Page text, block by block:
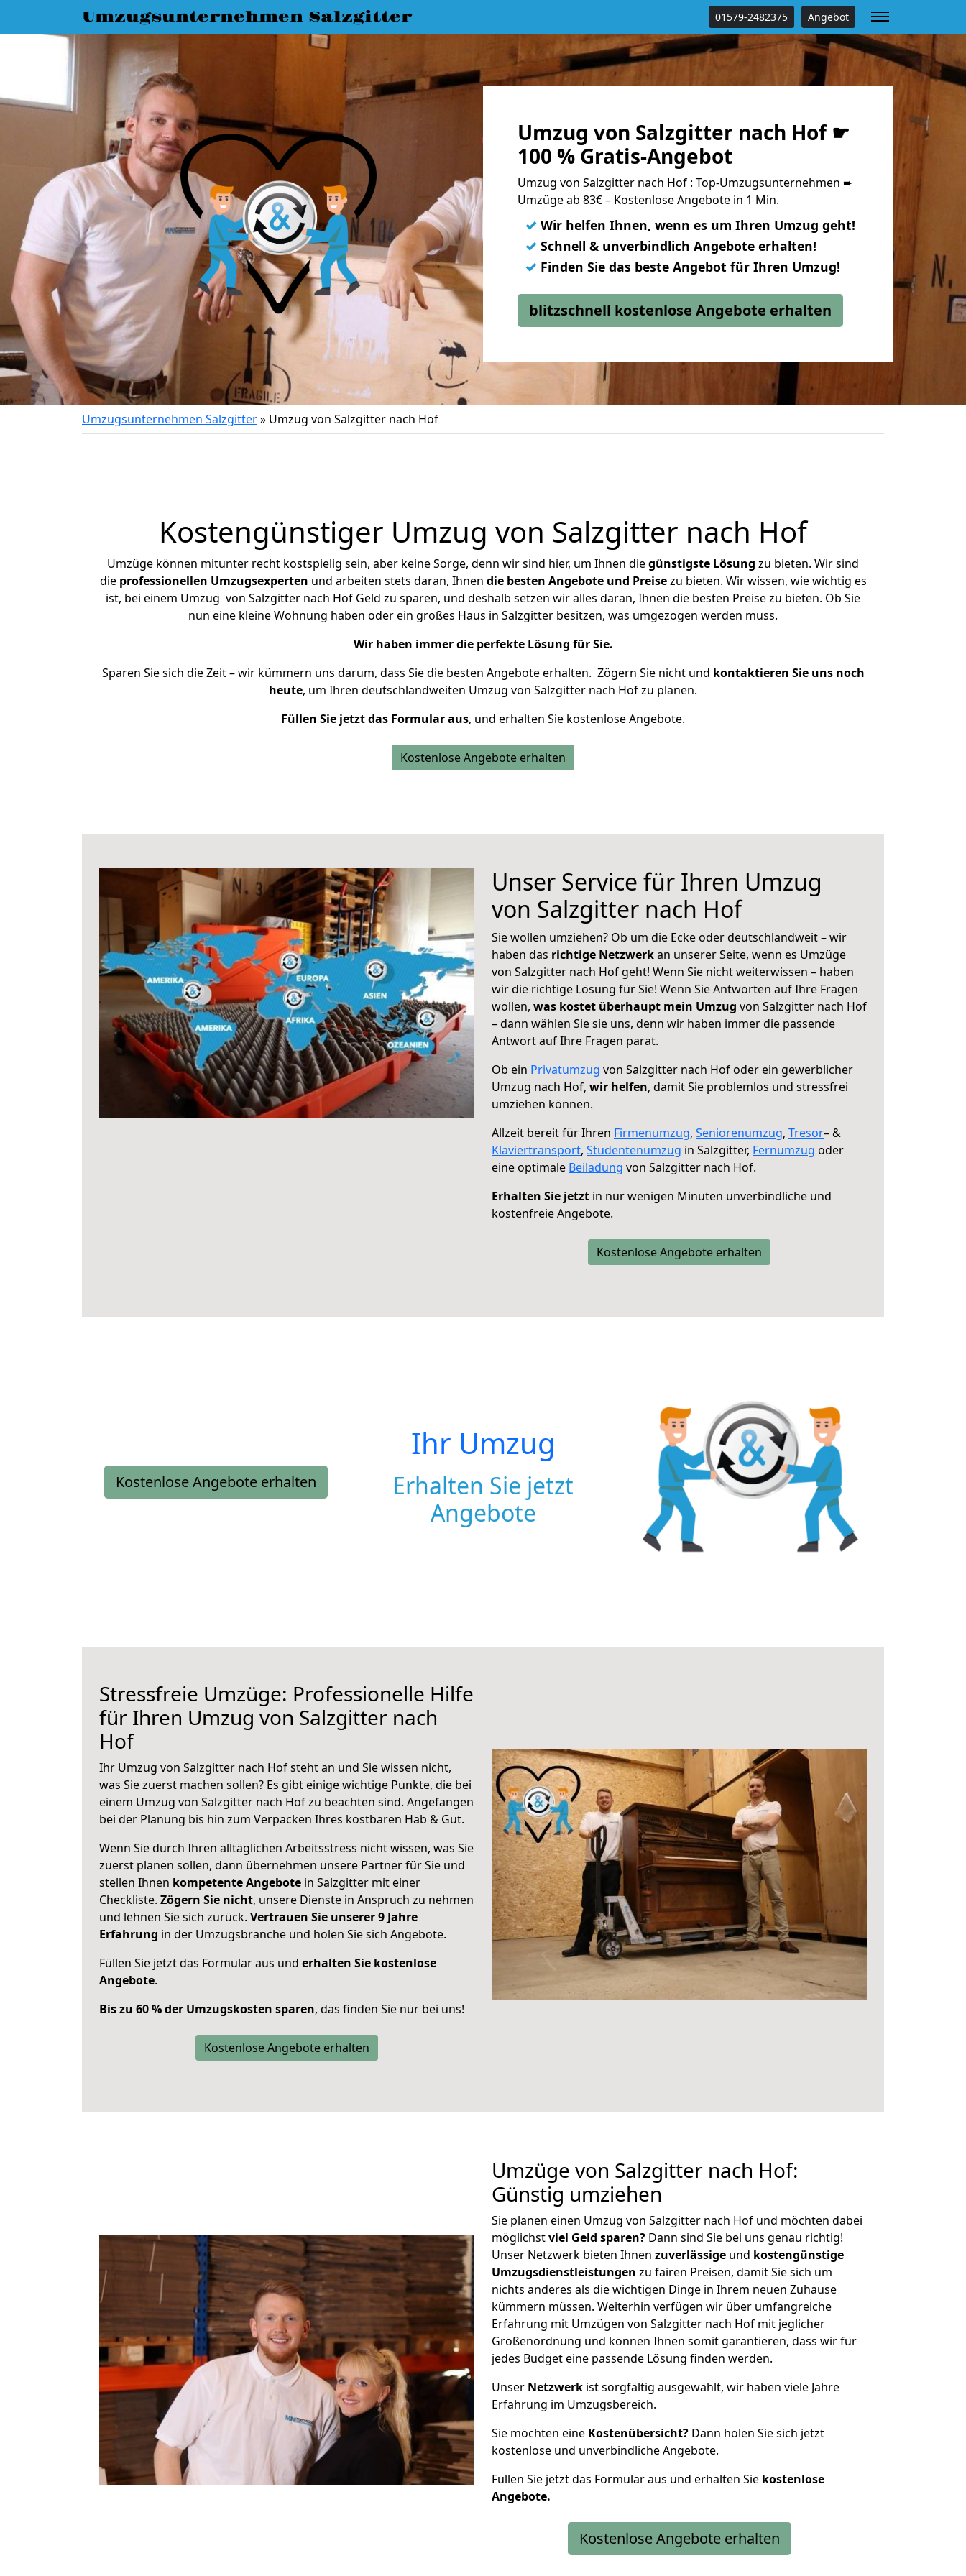
Umzugsunternehmen Salzgitter 01579-2482375 Angebot
Umzug von Salzgitter nach Hof ☛
100 % Gratis-Angebot
Umzug von Salzgitter nach Hof : Top-Umzugsunternehmen ➨
Umzüge ab 83€ – Kostenlose Angebote in 1 Min.
✓ Wir helfen Ihnen, wenn es um Ihren Umzug geht!
✓ Schnell & unverbindlich Angebote erhalten!
✓ Finden Sie das beste Angebot für Ihren Umzug!
blitzschnell kostenlose Angebote erhalten
Umzugsunternehmen Salzgitter» Umzug von Salzgitter nach Hof
Kostengünstiger Umzug von Salzgitter nach Hof
Umzüge können mitunter recht kostspielig sein, aber keine Sorge, denn wir sind hier, um Ihnen diegünstigste Lösung zu bieten. Wir sind
die professionellen Umzugsexperten und arbeiten stets daran, Ihnen die besten Angebote und Preisezu bieten. Wir wissen, wie wichtig es
ist, bei einem Umzug von Salzgitter nach Hof Geld zu sparen, und deshalb setzen wir alles daran, Ihnen die besten Preise zu bieten. Ob Sie
nun eine kleine Wohnung haben oder ein großes Haus in Salzgitter besitzen, was umgezogen werden muss.
Wir haben immer die perfekte Lösung für Sie.
Sparen Sie sich die Zeit – wir kümmern uns darum, dass Sie die besten Angebote erhalten. Zögern Sie nicht und kontaktieren Sie uns noch
heute, um Ihren deutschlandweiten Umzug von Salzgitter nach Hof zu planen.
Füllen Sie jetzt das Formular aus, und erhalten Sie kostenlose Angebote.
Kostenlose Angebote erhalten
Unser Service für Ihren Umzug
von Salzgitter nach Hof
Sie wollen umziehen? Ob um die Ecke oder deutschlandweit – wir
haben das richtige Netzwerkan unserer Seite, wenn es Umzüge
von Salzgitter nach Hof geht! Wenn Sie nicht weiterwissen – haben
wir die richtige Lösung für Sie! Wenn Sie Antworten auf Ihre Fragen
wollen, was kostet überhaupt mein Umzug von Salzgitter nach Hof
– dann wählen Sie sie uns, denn wir haben immer die passende
Antwort auf Ihre Fragen parat.
Ob ein Privatumzug von Salzgitter nach Hof oder ein gewerblicher
Umzug nach Hof, wir helfen, damit Sie problemlos und stressfrei
umziehen können.
Allzeit bereit für Ihren Firmenumzug, Seniorenumzug, Tresor– &
Klaviertransport, Studentenumzug in Salzgitter, Fernumzug oder
eine optimale Beiladung von Salzgitter nach Hof.
Erhalten Sie jetzt in nur wenigen Minuten unverbindliche und
kostenfreie Angebote.
Kostenlose Angebote erhalten
Kostenlose Angebote erhalten
Ihr Umzug
Erhalten Sie jetzt
Angebote
Stressfreie Umzüge: Professionelle Hilfe
für Ihren Umzug von Salzgitter nach
Hof
Ihr Umzug von Salzgitter nach Hof steht an und Sie wissen nicht,
was Sie zuerst machen sollen? Es gibt einige wichtige Punkte, die bei
einem Umzug von Salzgitter nach Hof zu beachten sind. Angefangen
bei der Planung bis hin zum Verpacken Ihres kostbaren Hab & Gut.
Wenn Sie durch Ihren alltäglichen Arbeitsstress nicht wissen, was Sie
zuerst planen sollen, dann übernehmen unsere Partner für Sie und
stellen Ihnen kompetente Angebote in Salzgitter mit einer
Checkliste. Zögern Sie nicht, unsere Dienste in Anspruch zu nehmen
und lehnen Sie sich zurück. Vertrauen Sie unserer 9 Jahre
Erfahrung in der Umzugsbranche und holen Sie sich Angebote.
Füllen Sie jetzt das Formular aus und erhalten Sie kostenlose
Angebote.
Bis zu 60 % der Umzugskosten sparen, das finden Sie nur bei uns!
Kostenlose Angebote erhalten
Umzüge von Salzgitter nach Hof:
Günstig umziehen
Sie planen einen Umzug von Salzgitter nach Hof und möchten dabei
möglichstviel Geld sparen? Dann sind Sie bei uns genau richtig!
Unser Netzwerk bieten Ihnen zuverlässige und kostengünstige
Umzugsdienstleistungen zu fairen Preisen, damit Sie sich um
nichts anderes als die wichtigen Dinge in Ihrem neuen Zuhause
kümmern müssen. Weiterhin verfügen wir über umfangreiche
Erfahrung mit Umzügen von Salzgitter nach Hof mit jeglicher
Größenordnung und können Ihnen somit garantieren, dass wir für
jedes Budget eine passende Lösung finden werden.
Unser Netzwerk ist sorgfältig ausgewählt, wir haben viele Jahre
Erfahrung im Umzugsbereich.
Sie möchten eine Kostenübersicht? Dann holen Sie sich jetzt
kostenlose und unverbindliche Angebote.
Füllen Sie jetzt das Formular aus und erhalten Sie kostenlose
Angebote.
Kostenlose Angebote erhalten